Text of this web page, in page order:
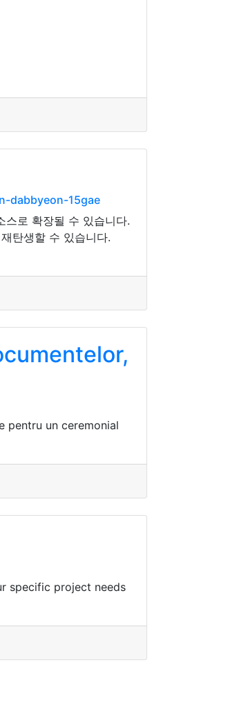
dabbyeon-15gae
로 확장될 수 있습니다.
탄생할 수 있습니다.
pentru un ceremonial
specific project needs